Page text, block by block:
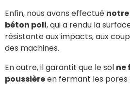
Enfin, nous avons effectué
béton poli, qui a rendu la
résistante aux impacts, aux
des machines.
En outre, il garantit que le sol ne
poussièreen fermant les pores